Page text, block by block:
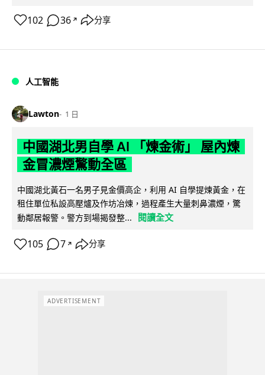
102 36 ↗ 分享
人工智能
Lawton 1 日
中國湖北男自學 AI 「煉金術」 屋內煉
金冒濃煙驚動全區
中國湖北黃石一名男子見金價高企，利用 AI 自學提煉黃金，在
租住單位私設高壓爐及作坊冶煉，過程產生大量刺鼻濃煙，驚
動鄰居報警。警方到場揭發整...
閱讀全文
105 7 ↗ 分享
ADVERTISEMENT